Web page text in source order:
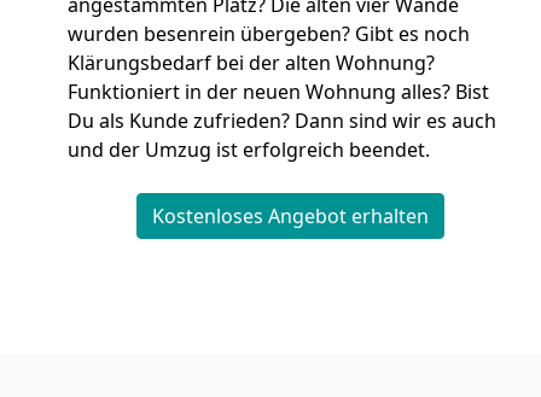
wurden besenrein übergeben? Gibt es noch
Klärungsbedarf bei der alten Wohnung?
Funktioniert in der neuen Wohnung alles? Bist
Du als Kunde zufrieden? Dann sind wir es auch
und der Umzug ist erfolgreich beendet.
Kostenloses Angebot erhalten